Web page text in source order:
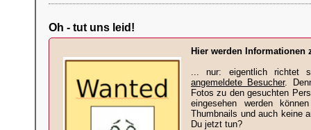
Oh - tut uns leid!
Hier werden Informationen
... nur: eigentlich richtet
angemeldete Besucher.
Fotos zu den gesuchten
eingesehen werden
Thumbnails und auch keine
Du jetzt tun?